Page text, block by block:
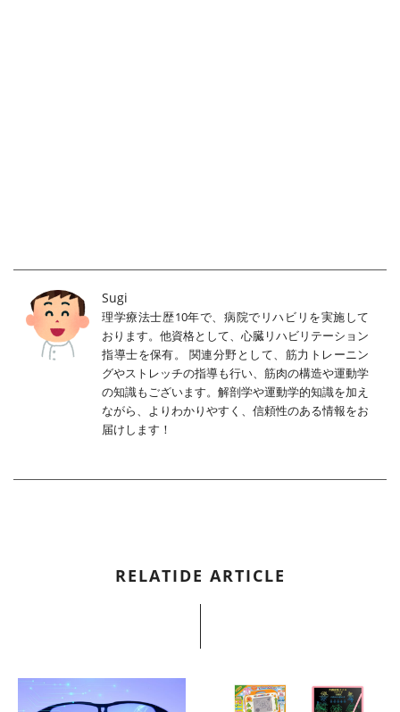
Sugi
理学療法士歴10年で、病院でリハビリを実施して
おります。他資格として、心臓リハビリテーション
指導士を保有。 関連分野として、筋力トレーニン
グやストレッチの指導も行い、筋肉の構造や運動学
の知識もございます。解剖学や運動学的知識を加え
ながら、よりわかりやすく、信頼性のある情報をお
届けします！
RELATIDE ARTICLE